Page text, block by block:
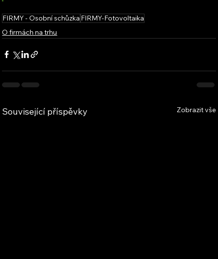
FIRMY - Osobní schůzka FIRMY-Fotovoltaika
O firmách na trhu
Související příspěvky Zobrazit vše